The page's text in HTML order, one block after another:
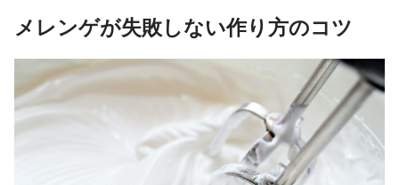
メレンゲが失敗しない作り方のコツ